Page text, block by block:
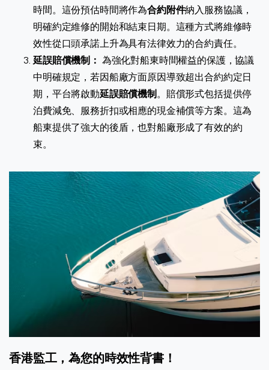
時間。這份預估時間將作為合約附件納入服務協議，
明確約定維修的開始和結束日期。這種方式將維修時
效性從口頭承諾上升為具有法律效力的合約責任。
延誤賠償機制： 為強化對船東時間權益的保護，協議
中明確規定，若因船廠方面原因導致超出合約約定日
期，平台將啟動延誤賠償機制。賠償形式包括提供停
泊費減免、服務折扣或相應的現金補償等方案。這為
船東提供了強大的後盾，也對船廠形成了有效的約
束。
香港監工，為您的時效性背書！